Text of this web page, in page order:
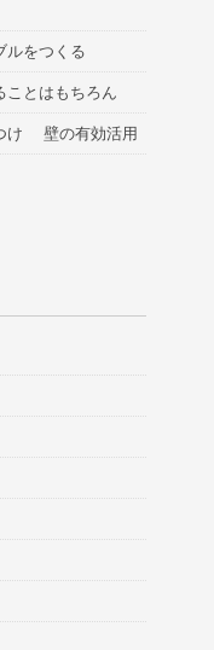
ルをつくる
とはもちろん
け 壁の有効活用